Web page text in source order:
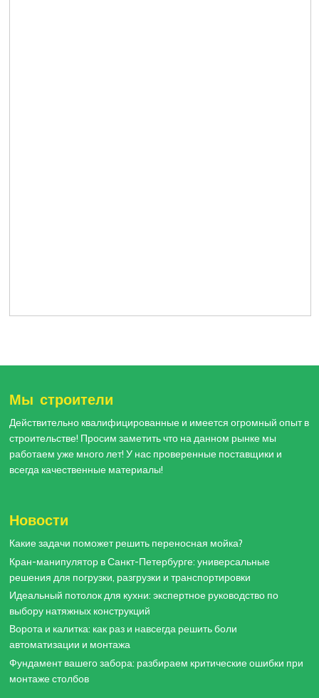
Мы строители
Действительно квалифицированные и имеется огромный опыт в
строительстве! Просим заметить что на данном рынке мы
работаем уже много лет! У нас проверенные поставщики и
всегда качественные материалы!
Новости
Какие задачи поможет решить переносная мойка?
Кран-манипулятор в Санкт-Петербурге: универсальные
решения для погрузки, разгрузки и транспортировки
Идеальный потолок для кухни: экспертное руководство по
выбору натяжных конструкций
Ворота и калитка: как раз и навсегда решить боли
автоматизации и монтажа
Фундамент вашего забора: разбираем критические ошибки при
монтаже столбов